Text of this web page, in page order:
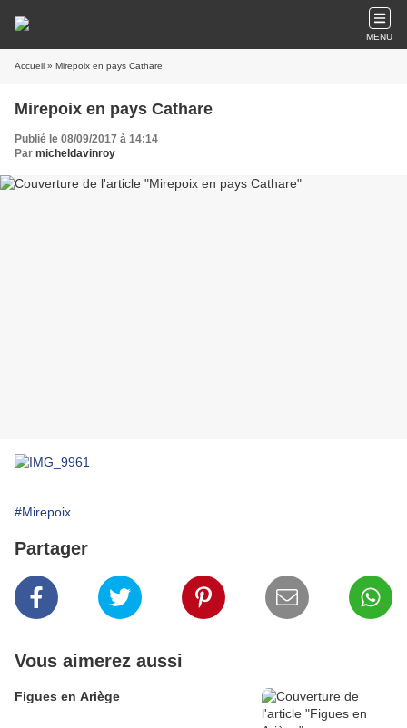
MENU
Accueil » Mirepoix en pays Cathare
Mirepoix en pays Cathare
Publié le 08/09/2017 à 14:14
Par micheldavinroy
#Mirepoix
Partager
Vous aimerez aussi
Figues en Ariège